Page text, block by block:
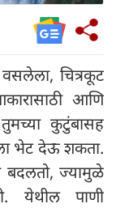
वसलेला, चित्रकूट
आणि
कुटुंबासह
भेट देऊ शकता.
बदलतो, ज्यामुळे
येथील पाणी